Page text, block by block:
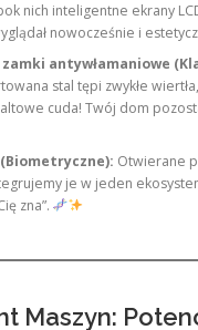
nich inteligentne ekrany
nowocześnie i
antywłamaniowe
stal tępi zwykłe
cuda! Twój dom
Otwierane
je w jeden
zna”.
Maszyn: